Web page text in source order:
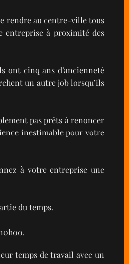
rendre au centre-ville tous
entreprise à proximité des
ont cinq ans d’ancienneté
un autre job lorsqu’ils
pas prêts à renoncer
inestimable pour votre
à votre entreprise une
du temps.
temps de travail avec un